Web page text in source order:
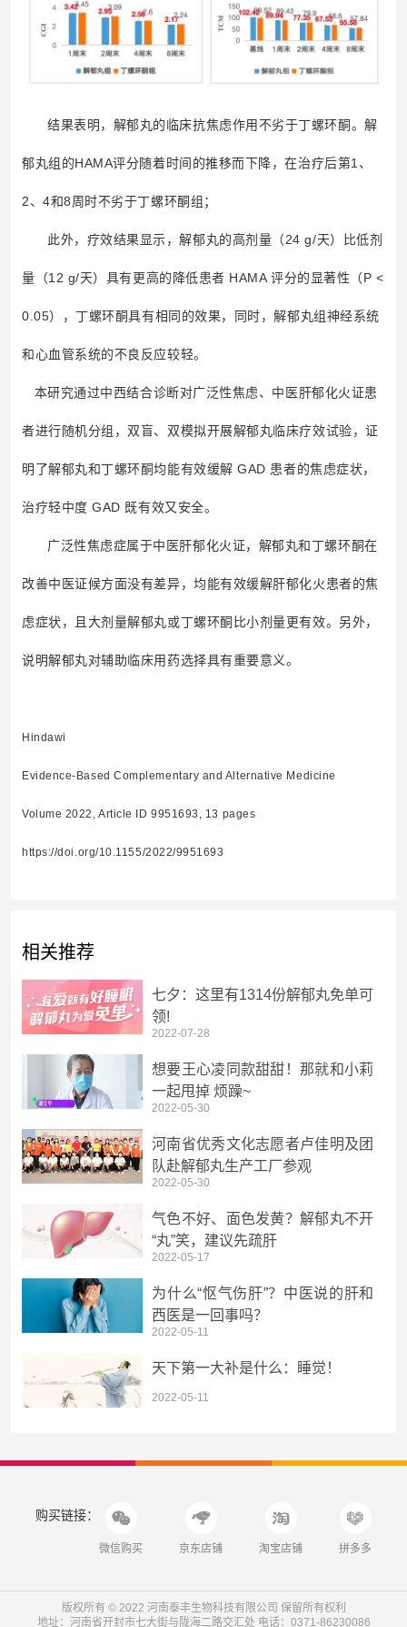
结果表明， 解郁丸的临床抗焦虑作用不劣于丁螺环酮。解
郁丸组的HAMA评分随着时间的推移而下降，在治疗后第1、
2、4和8周时不劣于丁螺环酮组；
此外，疗效结果显示，解郁丸的高剂量（24 g/天）比低剂
量（12 g/天）具有更高的降低患者 HAMA 评分的显著性（P <
0.05），丁螺环酮具有相同的效果，同时，解郁丸组神经系统
和心血管系统的不良反应较轻。
本研究通过中西结合诊断对广泛性焦虑、中医肝郁化火证患
者进行随机分组，双盲、双模拟开展解郁丸临床疗效试验，证
明了解郁丸和丁螺环酮均能有效缓解 GAD 患者的焦虑症状，
治疗轻中度 GAD 既有效又安全。
广泛性焦虑症属于中医肝郁化火证，解郁丸和丁螺环酮在
改善中医证候方面没有差异，均能有效缓解肝郁化火患者的焦
虑症状，且大剂量解郁丸或丁螺环酮比小剂量更有效。另外，
说明解郁丸对辅助临床用药选择具有重要意义。
Hindawi
Evidence-Based Complementary and Alternative Medicine
Volume 2022, Article ID 9951693, 13 pages
https://doi.org/10.1155/2022/9951693
相关推荐
七夕：这里有1314份解郁丸免单可
领!
2022-07-28
想要王心凌同款甜甜！那就和小莉
一起甩掉 烦躁~
2022-05-30
河南省优秀文化志愿者卢佳明及团
队赴解郁丸生产工厂参观
2022-05-30
气色不好、面色发黄？解郁丸不开
“丸”笑，建议先疏肝
2022-05-17
为什么“怄气伤肝”？中医说的肝和
西医是一回事吗？
2022-05-11
天下第一大补是什么：睡觉！
2022-05-11
购买链接：
微信购买 京东店铺 淘宝店铺 拼多多
版权所有 © 2022 河南泰丰生物科技有限公司 保留所有权利
地址：河南省开封市七大街与陇海二路交汇处 电话：0371-86230086